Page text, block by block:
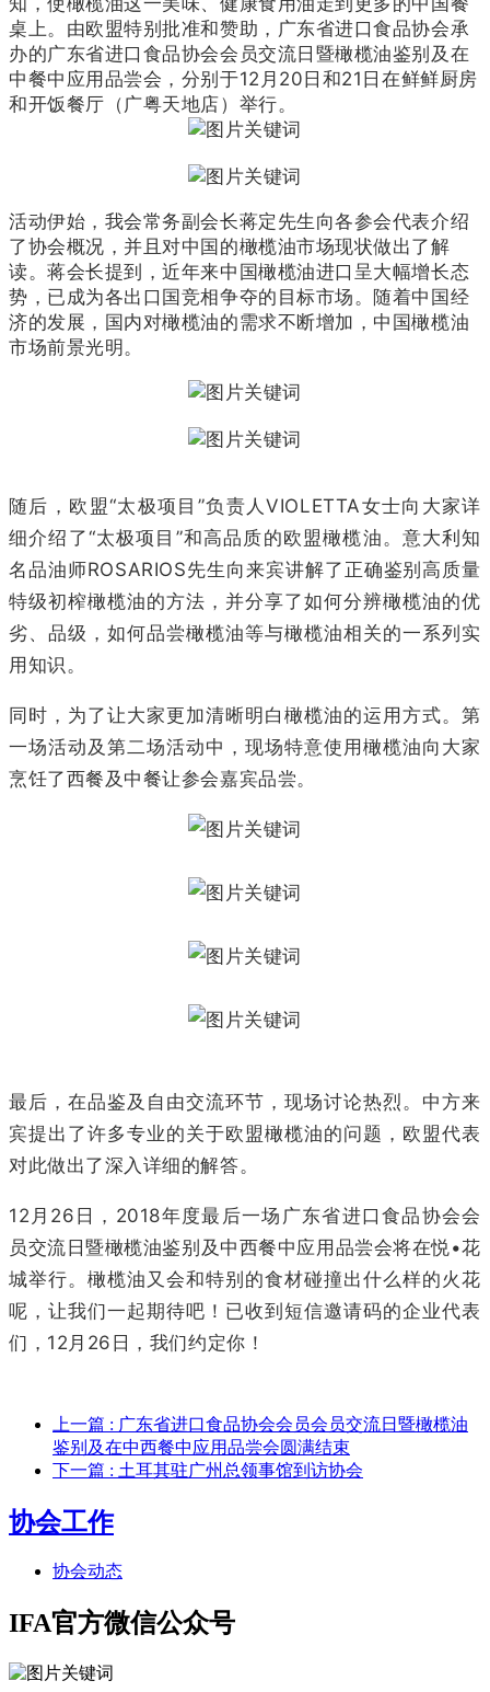
桌上。由欧盟特别批准和赞助，广东省进口食品协会承
办的广东省进口食品协会会员交流日暨橄榄油鉴别及在
中餐中应用品尝会，分别于12月20日和21日在鲜鲜厨房
和开饭餐厅（广粤天地店）举行。
活动伊始，我会常务副会长蒋定先生向各参会代表介绍
了协会概况，并且对中国的橄榄油市场现状做出了解
读。蒋会长提到，近年来中国橄榄油进口呈大幅增长态
势，已成为各出口国竞相争夺的目标市场。随着中国经
济的发展，国内对橄榄油的需求不断增加，中国橄榄油
市场前景光明。
随后，欧盟“太极项目”负责人VIOLETTA女士向大家详
细介绍了“太极项目”和高品质的欧盟橄榄油。意大利知
名品油师ROSARIOS先生向来宾讲解了正确鉴别高质量
特级初榨橄榄油的方法，并分享了如何分辨橄榄油的优
劣、品级，如何品尝橄榄油等与橄榄油相关的一系列实
用知识。
同时，为了让大家更加清晰明白橄榄油的运用方式。第
一场活动及第二场活动中，现场特意使用橄榄油向大家
烹饪了西餐及中餐让参会嘉宾品尝。
最后，在品鉴及自由交流环节，现场讨论热烈。中方来
宾提出了许多专业的关于欧盟橄榄油的问题，欧盟代表
对此做出了深入详细的解答。
12月26日，2018年度最后一场广东省进口食品协会会
员交流日暨橄榄油鉴别及中西餐中应用品尝会将在悦•花
城举行。橄榄油又会和特别的食材碰撞出什么样的火花
呢，让我们一起期待吧！已收到短信邀请码的企业代表
们，12月26日，我们约定你！
上一篇 : 广东省进口食品协会会员会员交流日暨橄榄油
鉴别及在中西餐中应用品尝会圆满结束
下一篇 : 土耳其驻广州总领事馆到访协会
协会工作
协会动态
IFA官方微信公众号